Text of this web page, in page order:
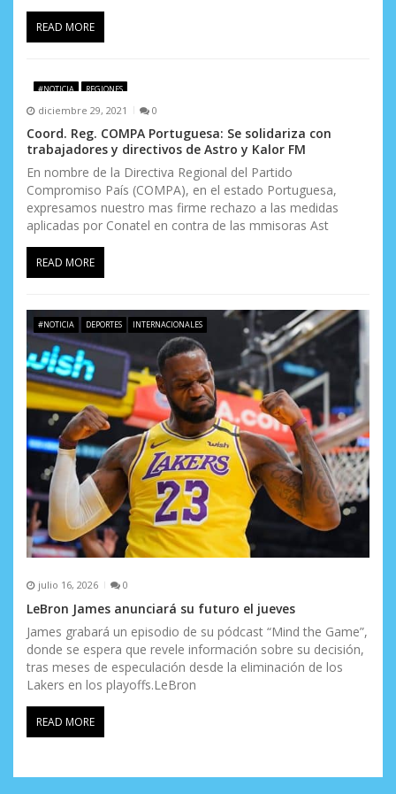
READ MORE
#NOTICIA REGIONES
diciembre 29, 2021 0
Coord. Reg. COMPA Portuguesa: Se solidariza con
trabajadores y directivos de Astro y Kalor FM
En nombre de la Directiva Regional del Partido
Compromiso País (COMPA), en el estado Portuguesa,
expresamos nuestro mas firme rechazo a las medidas
aplicadas por Conatel en contra de las mmisoras Ast
READ MORE
#NOTICIA DEPORTES INTERNACIONALES
julio 16, 2026 0
LeBron James anunciará su futuro el jueves
James grabará un episodio de su pódcast “Mind the Game”,
donde se espera que revele información sobre su decisión,
tras meses de especulación desde la eliminación de los
Lakers en los playoffs.LeBron
READ MORE